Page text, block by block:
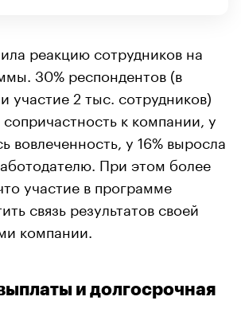
реакцию сотрудников на
30% респондентов (в
участие 2 тыс. сотрудников)
сопричастность к компании, у
вовлеченность, у 16% выросла
При этом более
участие в программе
связь результатов своей
компании.
и долгосрочная